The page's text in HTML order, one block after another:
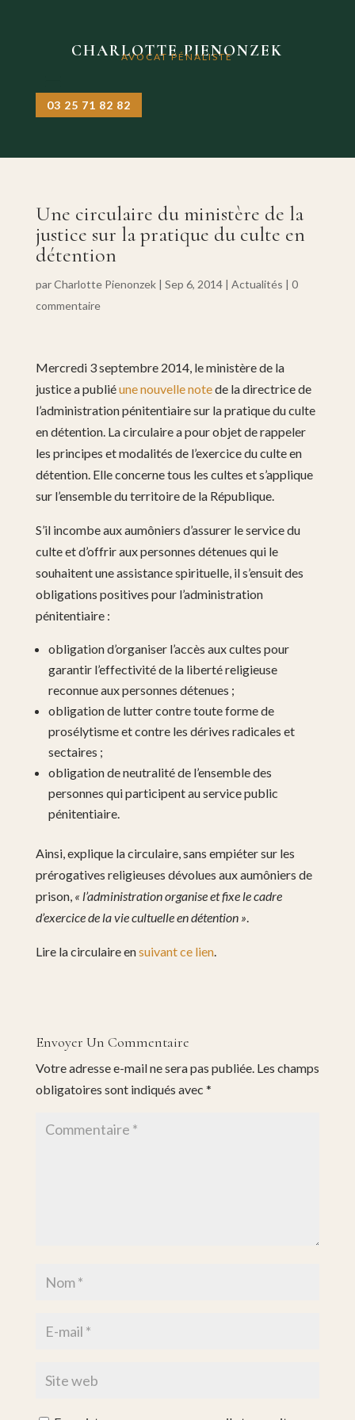
CHARLOTTE PIENONZEK
AVOCAT PÉNALISTE
03 25 71 82 82
Une circulaire du ministère de la
justice sur la pratique du culte en
détention
parCharlotte Pienonzek| Sep 6, 2014| Actualités | 0
commentaire
Mercredi 3 septembre 2014, le ministère de la
justice a publiéune nouvelle notede la directrice de
l’administration pénitentiaire sur la pratique du culte
en détention. La circulaire a pour objet de rappeler
les principes et modalités de l’exercice du culte en
détention. Elle concerne tous les cultes et s’applique
sur l’ensemble du territoire de la République.
S’il incombe aux aumôniers d’assurer le service du
culte et d’offrir aux personnes détenues qui le
souhaitent une assistance spirituelle, il s’ensuit des
obligations positives pour l’administration
pénitentiaire :
obligation d’organiser l’accès aux cultes pour
garantir l’effectivité de la liberté religieuse
reconnue aux personnes détenues ;
obligation de lutter contre toute forme de
prosélytisme et contre les dérives radicales et
sectaires ;
obligation de neutralité de l’ensemble des
personnes qui participent au service public
pénitentiaire.
Ainsi, explique la circulaire, sans empiéter sur les
prérogatives religieuses dévolues aux aumôniers de
prison, « l’administration organise et fixe le cadre
d’exercice de la vie cultuelle en détention ».
Lire la circulaire ensuivant ce lien.
Envoyer Un Commentaire
Votre adresse e-mail ne sera pas publiée. Les champs
obligatoires sont indiqués avec *